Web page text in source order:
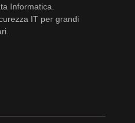
Informatica.
IT per grandi